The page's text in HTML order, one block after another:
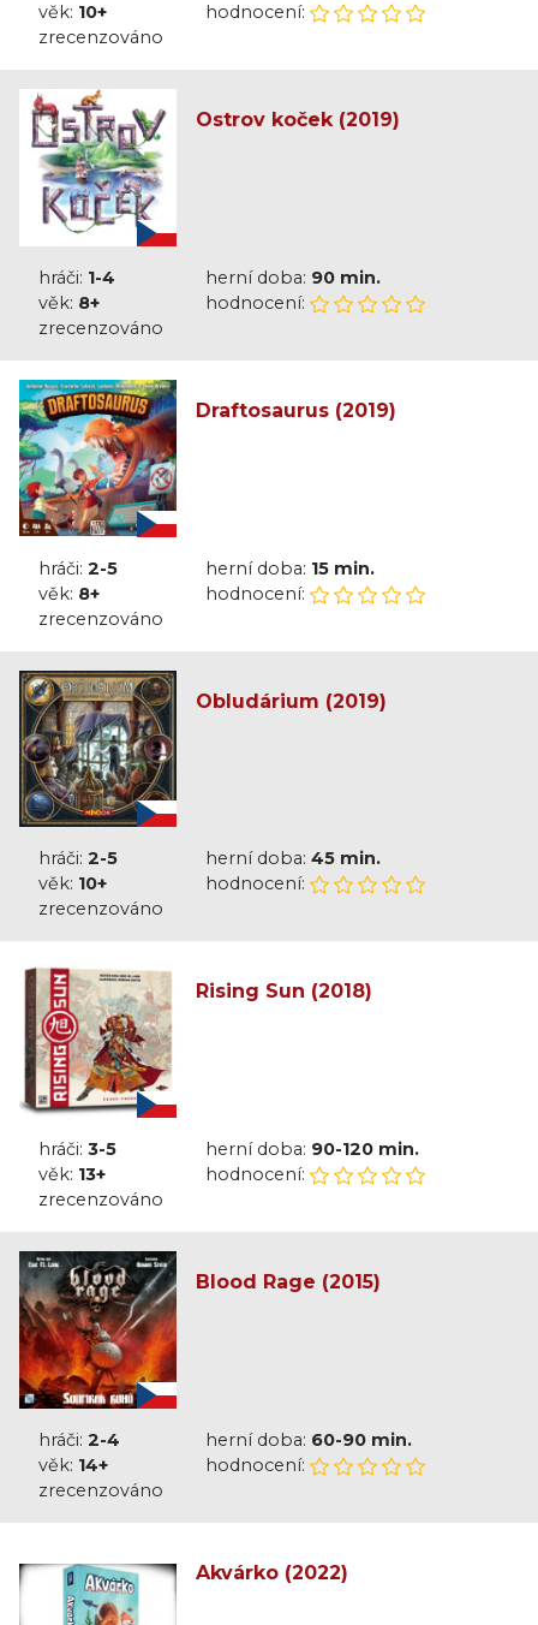
věk: 10+
hodnocení:
zrecenzováno
Ostrov koček (2019)
hráči: 1-4 herní doba: 90 min.
věk: 8+
hodnocení:
zrecenzováno
Draftosaurus (2019)
hráči: 2-5 herní doba: 15 min.
věk: 8+
hodnocení:
zrecenzováno
Obludárium (2019)
hráči: 2-5 herní doba: 45 min.
věk: 10+
hodnocení:
zrecenzováno
Rising Sun (2018)
hráči: 3-5 herní doba: 90-120 min.
věk: 13+
hodnocení:
zrecenzováno
Blood Rage (2015)
hráči: 2-4 herní doba: 60-90 min.
věk: 14+
hodnocení:
zrecenzováno
Akvárko (2022)